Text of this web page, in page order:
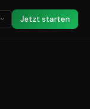
Jetzt starten